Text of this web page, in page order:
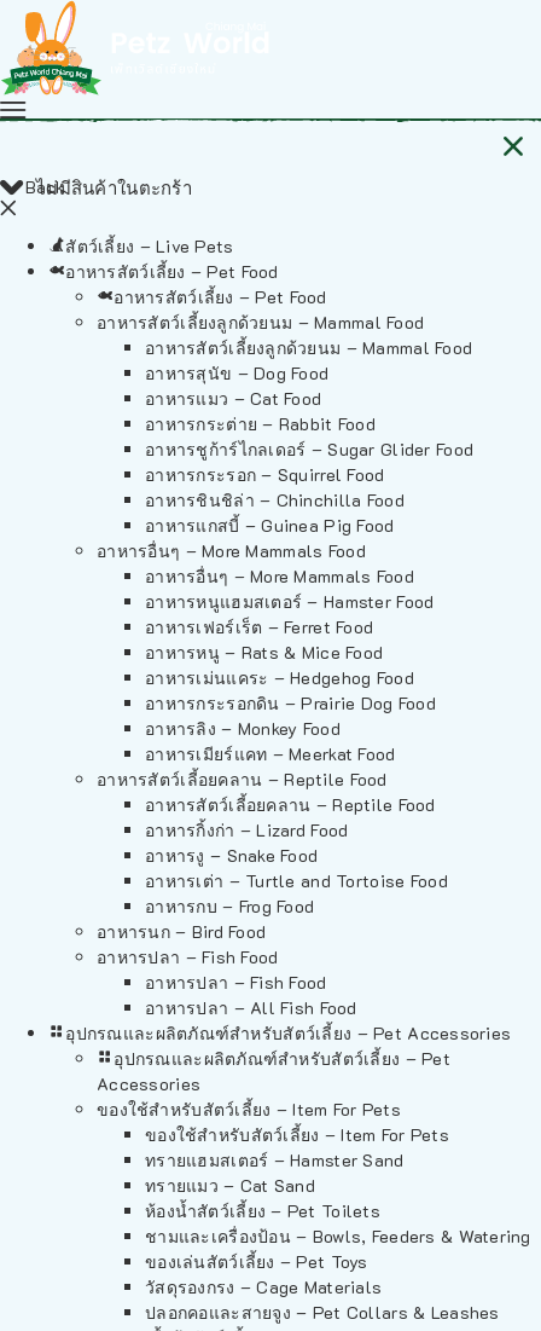
ไม่มีสินค้าในตะกร้า
Back
สัตว์เลี้ยง – Live Pets
อาหารสัตว์เลี้ยง – Pet Food
อาหารสัตว์เลี้ยง – Pet Food
อาหารสัตว์เลี้ยงลูกด้วยนม – Mammal Food
อาหารสัตว์เลี้ยงลูกด้วยนม – Mammal Food
อาหารสุนัข – Dog Food
อาหารแมว – Cat Food
อาหารกระต่าย – Rabbit Food
อาหารชูก้าร์ไกลเดอร์ – Sugar Glider Food
อาหารกระรอก – Squirrel Food
อาหารชินชิล่า – Chinchilla Food
อาหารแกสบี้ – Guinea Pig Food
อาหารอื่นๆ – More Mammals Food
อาหารอื่นๆ – More Mammals Food
อาหารหนูแฮมสเตอร์ – Hamster Food
อาหารเฟอร์เร็ต – Ferret Food
อาหารหนู – Rats & Mice Food
อาหารเม่นแคระ – Hedgehog Food
อาหารกระรอกดิน – Prairie Dog Food
อาหารลิง – Monkey Food
อาหารเมียร์แคท – Meerkat Food
อาหารสัตว์เลี้อยคลาน – Reptile Food
อาหารสัตว์เลี้อยคลาน – Reptile Food
อาหารกิ้งก่า – Lizard Food
อาหารงู – Snake Food
อาหารเต่า – Turtle and Tortoise Food
อาหารกบ – Frog Food
อาหารนก – Bird Food
อาหารปลา – Fish Food
อาหารปลา – Fish Food
อาหารปลา – All Fish Food
อุปกรณและผลิตภัณฑ์สำหรับสัตว์เลี้ยง – Pet Accessories
อุปกรณและผลิตภัณฑ์สำหรับสัตว์เลี้ยง – Pet
Accessories
ของใช้สำหรับสัตว์เลี้ยง – Item For Pets
ของใช้สำหรับสัตว์เลี้ยง – Item For Pets
ทรายแฮมสเตอร์ – Hamster Sand
ทรายแมว – Cat Sand
ห้องน้ำสัตว์เลี้ยง – Pet Toilets
ชามและเครื่องป้อน – Bowls, Feeders & Watering
ของเล่นสัตว์เลี้ยง – Pet Toys
วัสดุรองกรง – Cage Materials
ปลอกคอและสายจูง – Pet Collars & Leashes